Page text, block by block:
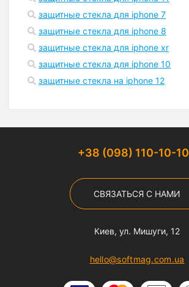
защитные стекла для iphone 7
защитные стекла для iphone 8
защитные стекла для iphone xr
защитные стекла для iphone 10
защитные стекла на iphone 12
+38 (098) 110-10-10
СВЯЗАТЬСЯ С НАМИ
Киев, ул. Мишуги, 12
hello@softmag.com.ua